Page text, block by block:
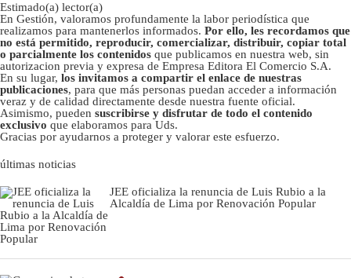
Estimado(a) lector(a)
En Gestión, valoramos profundamente la labor periodística que
realizamos para mantenerlos informados. Por ello, les recordamos que
no está permitido, reproducir, comercializar, distribuir, copiar total
o parcialmente los contenidos que publicamos en nuestra web, sin
autorizacion previa y expresa de Empresa Editora El Comercio S.A.
En su lugar, los invitamos a compartir el enlace de nuestras
publicaciones, para que más personas puedan acceder a información
veraz y de calidad directamente desde nuestra fuente oficial.
Asimismo, pueden suscribirse y disfrutar de todo el contenido
exclusivo que elaboramos para Uds.
Gracias por ayudarnos a proteger y valorar este esfuerzo.
últimas noticias
JEE oficializa la renuncia de Luis Rubio a la
Alcaldía de Lima por Renovación Popular